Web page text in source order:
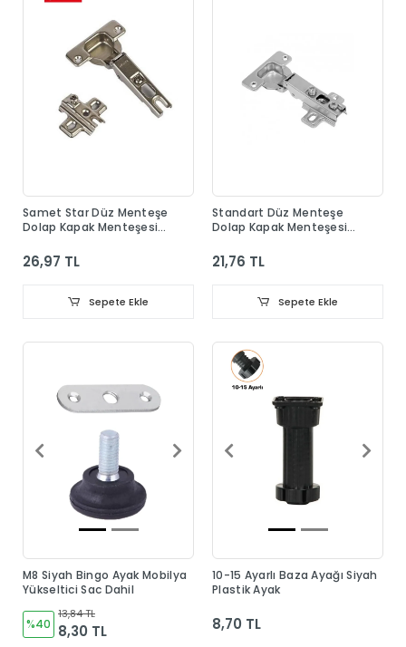
Samet Star Düz Menteşe
Dolap Kapak Menteşesi
26,97 TL
Sepete Ekle
Standart Düz Menteşe
Dolap Kapak Menteşesi
21,76 TL
Sepete Ekle
M8 Siyah Bingo Ayak Mobilya
Yükseltici Sac Dahil
%40
13,84 TL
8,30 TL
10-15 Ayarlı Baza Ayağı Siyah
Plastik Ayak
8,70 TL